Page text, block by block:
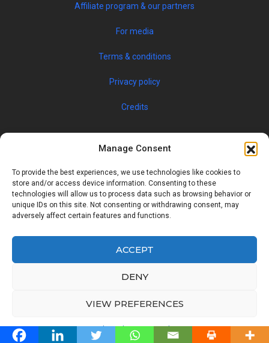
Manage Consent
To provide the best experiences, we use technologies like cookies to
store and/or access device information. Consenting to these
technologies will allow us to process data such as browsing behavior or
unique IDs on this site. Not consenting or withdrawing consent, may
adversely affect certain features and functions.
ACCEPT
DENY
VIEW PREFERENCES
Cookie PolicyPrivacy Policy
Affiliate program & our partners
For media
Terms & conditions
Privacy policy
Credits
© 2019 JOBSPIN INTERNATIONAL S.R.O. — ALL RIGHTS
Facebook
TwitterGoogleLinkedin
Back
Top